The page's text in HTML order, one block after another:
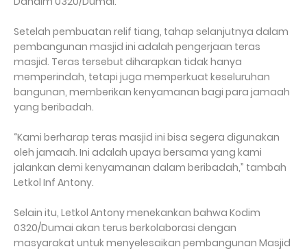
Setelah pembuatan relif tiang, tahap selanjutnya dalam
pembangunan masjid ini adalah pengerjaan teras
masjid. Teras tersebut diharapkan tidak hanya
memperindah, tetapi juga memperkuat keseluruhan
bangunan, memberikan kenyamanan bagi para jamaah
yang beribadah.
“Kami berharap teras masjid ini bisa segera digunakan
oleh jamaah. Ini adalah upaya bersama yang kami
jalankan demi kenyamanan dalam beribadah,” tambah
Letkol Inf Antony.
Selain itu, Letkol Antony menekankan bahwa Kodim
0320/Dumai akan terus berkolaborasi dengan
masyarakat untuk menyelesaikan pembangunan Masjid